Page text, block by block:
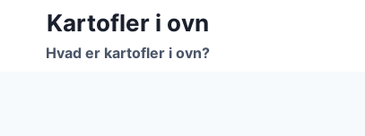
Fortsæt
indhold
Kartofler i ovn
Hvad er kartofler i ovn?